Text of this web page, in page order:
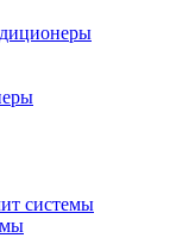
системы